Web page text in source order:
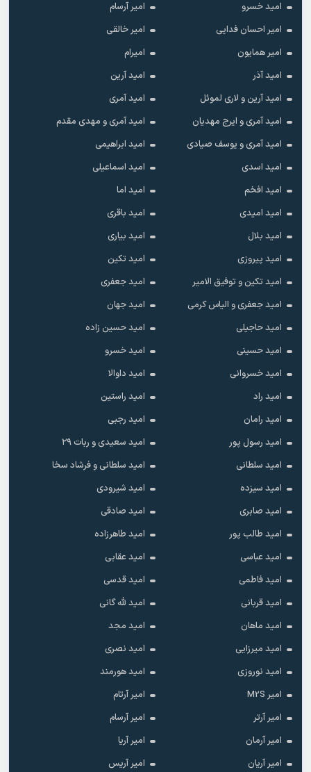
امید خسرو
امیر آرسام
امیر احسان فدایی
امیر خالقى
امیر همایون
امیرام
امید آذر
امید آرین
امید آرین و لاری لموئل
امید آمری
امید آمری و ایرج مهدیان
امید آمری و مهدی مقدم
امید آمری و یوسف صیادی
امید ابراهیمی
امید اسدی
امید اسماعیلی
امید افخم
امید اما
امید امیدی
امید باقری
امید بلال
امید بیاری
امید پیروزی
امید تکین
امید تکین و توفیق الامیر
امید جعفری
امید جعفری و الیاس کرمی
امید جهان
امید حاجیلی
امید حسین زاده
امید حسینی
امید خسرو
امید خسروانی
امید داوالا
امید راد
امید راستین
امید رامان
امید رجبی
امید رسول پور
امید سعیدی و ربات ۲۹
امید سلطانی
امید سلطانی و فرشاد سخا
امید سیزده
امید شیرودی
امید صابری
امید صادقی
امید طالب پور
امید طاهرزاده
امید عباسی
امید عقابی
امید فاطمی
امید قدسی
امید قربانی
امید لله گانی
امید ماهان
امید مجد
امید میرزایی
امید نصری
امید نوروزی
امید هورمند
امیر M2S
امیر آرتام
امیر آرتر
امیر آرسام
امیر آرمان
امیر آریا
امیر آریان
امیر آریس